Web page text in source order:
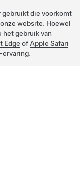
gebruikt die voorkomt
website. Hoewel
het gebruik van
Edge of Apple Safari
ervaring.